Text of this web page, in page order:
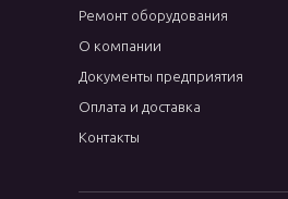
Ремонт оборудования
О компании
Документы предприятия
Оплата и доставка
Контакты